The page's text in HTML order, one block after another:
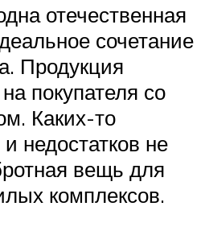
отечественная
сочетание
Продукция
покупателя со
Каких-то
недостатков не
вещь для
комплексов.